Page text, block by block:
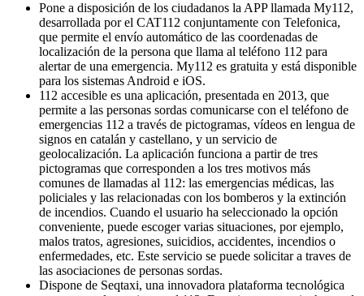
Pone a disposición de los ciudadanos la APP llamada My112,
desarrollada por el CAT112 conjuntamente con Telefonica,
que permite el envío automático de las coordenadas de
localización de la persona que llama al teléfono 112 para
alertar de una emergencia. My112 es gratuita y está disponible
para los sistemas Android e iOS.
112 accesible es una aplicación, presentada en 2013, que
permite a las personas sordas comunicarse con el teléfono de
emergencias 112 a través de pictogramas, vídeos en lengua de
signos en catalán y castellano, y un servicio de
geolocalización. La aplicación funciona a partir de tres
pictogramas que corresponden a los tres motivos más
comunes de llamadas al 112: las emergencias médicas, las
policiales y las relacionadas con los bomberos y la extinción
de incendios. Cuando el usuario ha seleccionado la opción
conveniente, puede escoger varias situaciones, por ejemplo,
malos tratos, agresiones, suicidios, accidentes, incendios o
enfermedades, etc. Este servicio se puede solicitar a traves de
las asociaciones de personas sordas.
Dispone de Seqtaxi, una innovadora plataforma tecnológica